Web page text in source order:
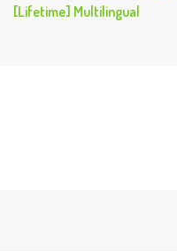
[Lifetime] Multilingual